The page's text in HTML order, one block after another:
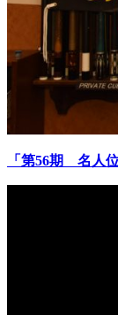
「第56期 名人